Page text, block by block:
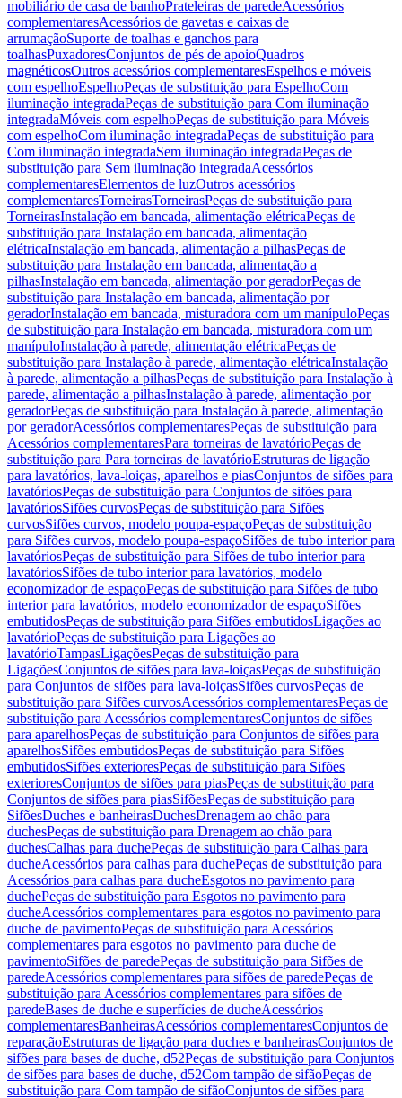
mobiliário de casa de banhoPrateleiras de paredeAcessórios
complementaresAcessórios de gavetas e caixas de
arrumaçãoSuporte de toalhas e ganchos para
toalhasPuxadoresConjuntos de pés de apoioQuadros
magnéticosOutros acessórios complementaresEspelhos e móveis
com espelhoEspelhoPeças de substituição para EspelhoCom
iluminação integradaPeças de substituição para Com iluminação
integradaMóveis com espelhoPeças de substituição para Móveis
com espelhoCom iluminação integradaPeças de substituição para
Com iluminação integradaSem iluminação integradaPeças de
substituição para Sem iluminação integradaAcessórios
complementaresElementos de luzOutros acessórios
complementaresTorneirasTorneirasPeças de substituição para
TorneirasInstalação em bancada, alimentação elétricaPeças de
substituição para Instalação em bancada, alimentação
elétricaInstalação em bancada, alimentação a pilhasPeças de
substituição para Instalação em bancada, alimentação a
pilhasInstalação em bancada, alimentação por geradorPeças de
substituição para Instalação em bancada, alimentação por
geradorInstalação em bancada, misturadora com um manípuloPeças
de substituição para Instalação em bancada, misturadora com um
manípuloInstalação à parede, alimentação elétricaPeças de
substituição para Instalação à parede, alimentação elétricaInstalação
à parede, alimentação a pilhasPeças de substituição para Instalação à
parede, alimentação a pilhasInstalação à parede, alimentação por
geradorPeças de substituição para Instalação à parede, alimentação
por geradorAcessórios complementaresPeças de substituição para
Acessórios complementaresPara torneiras de lavatórioPeças de
substituição para Para torneiras de lavatórioEstruturas de ligação
para lavatórios, lava-loiças, aparelhos e piasConjuntos de sifões para
lavatóriosPeças de substituição para Conjuntos de sifões para
lavatóriosSifões curvosPeças de substituição para Sifões
curvosSifões curvos, modelo poupa-espaçoPeças de substituição
para Sifões curvos, modelo poupa-espaçoSifões de tubo interior para
lavatóriosPeças de substituição para Sifões de tubo interior para
lavatóriosSifões de tubo interior para lavatórios, modelo
economizador de espaçoPeças de substituição para Sifões de tubo
interior para lavatórios, modelo economizador de espaçoSifões
embutidosPeças de substituição para Sifões embutidosLigações ao
lavatórioPeças de substituição para Ligações ao
lavatórioTampasLigaçõesPeças de substituição para
LigaçõesConjuntos de sifões para lava-loiçasPeças de substituição
para Conjuntos de sifões para lava-loiçasSifões curvosPeças de
substituição para Sifões curvosAcessórios complementaresPeças de
substituição para Acessórios complementaresConjuntos de sifões
para aparelhosPeças de substituição para Conjuntos de sifões para
aparelhosSifões embutidosPeças de substituição para Sifões
embutidosSifões exterioresPeças de substituição para Sifões
exterioresConjuntos de sifões para piasPeças de substituição para
Conjuntos de sifões para piasSifõesPeças de substituição para
SifõesDuches e banheirasDuchesDrenagem ao chão para
duchesPeças de substituição para Drenagem ao chão para
duchesCalhas para duchePeças de substituição para Calhas para
ducheAcessórios para calhas para duchePeças de substituição para
Acessórios para calhas para ducheEsgotos no pavimento para
duchePeças de substituição para Esgotos no pavimento para
ducheAcessórios complementares para esgotos no pavimento para
duche de pavimentoPeças de substituição para Acessórios
complementares para esgotos no pavimento para duche de
pavimentoSifões de paredePeças de substituição para Sifões de
paredeAcessórios complementares para sifões de paredePeças de
substituição para Acessórios complementares para sifões de
paredeBases de duche e superfícies de ducheAcessórios
complementaresBanheirasAcessórios complementaresConjuntos de
reparaçãoEstruturas de ligação para duches e banheirasConjuntos de
sifões para bases de duche, d52Peças de substituição para Conjuntos
de sifões para bases de duche, d52Com tampão de sifãoPeças de
substituição para Com tampão de sifãoConjuntos de sifões para